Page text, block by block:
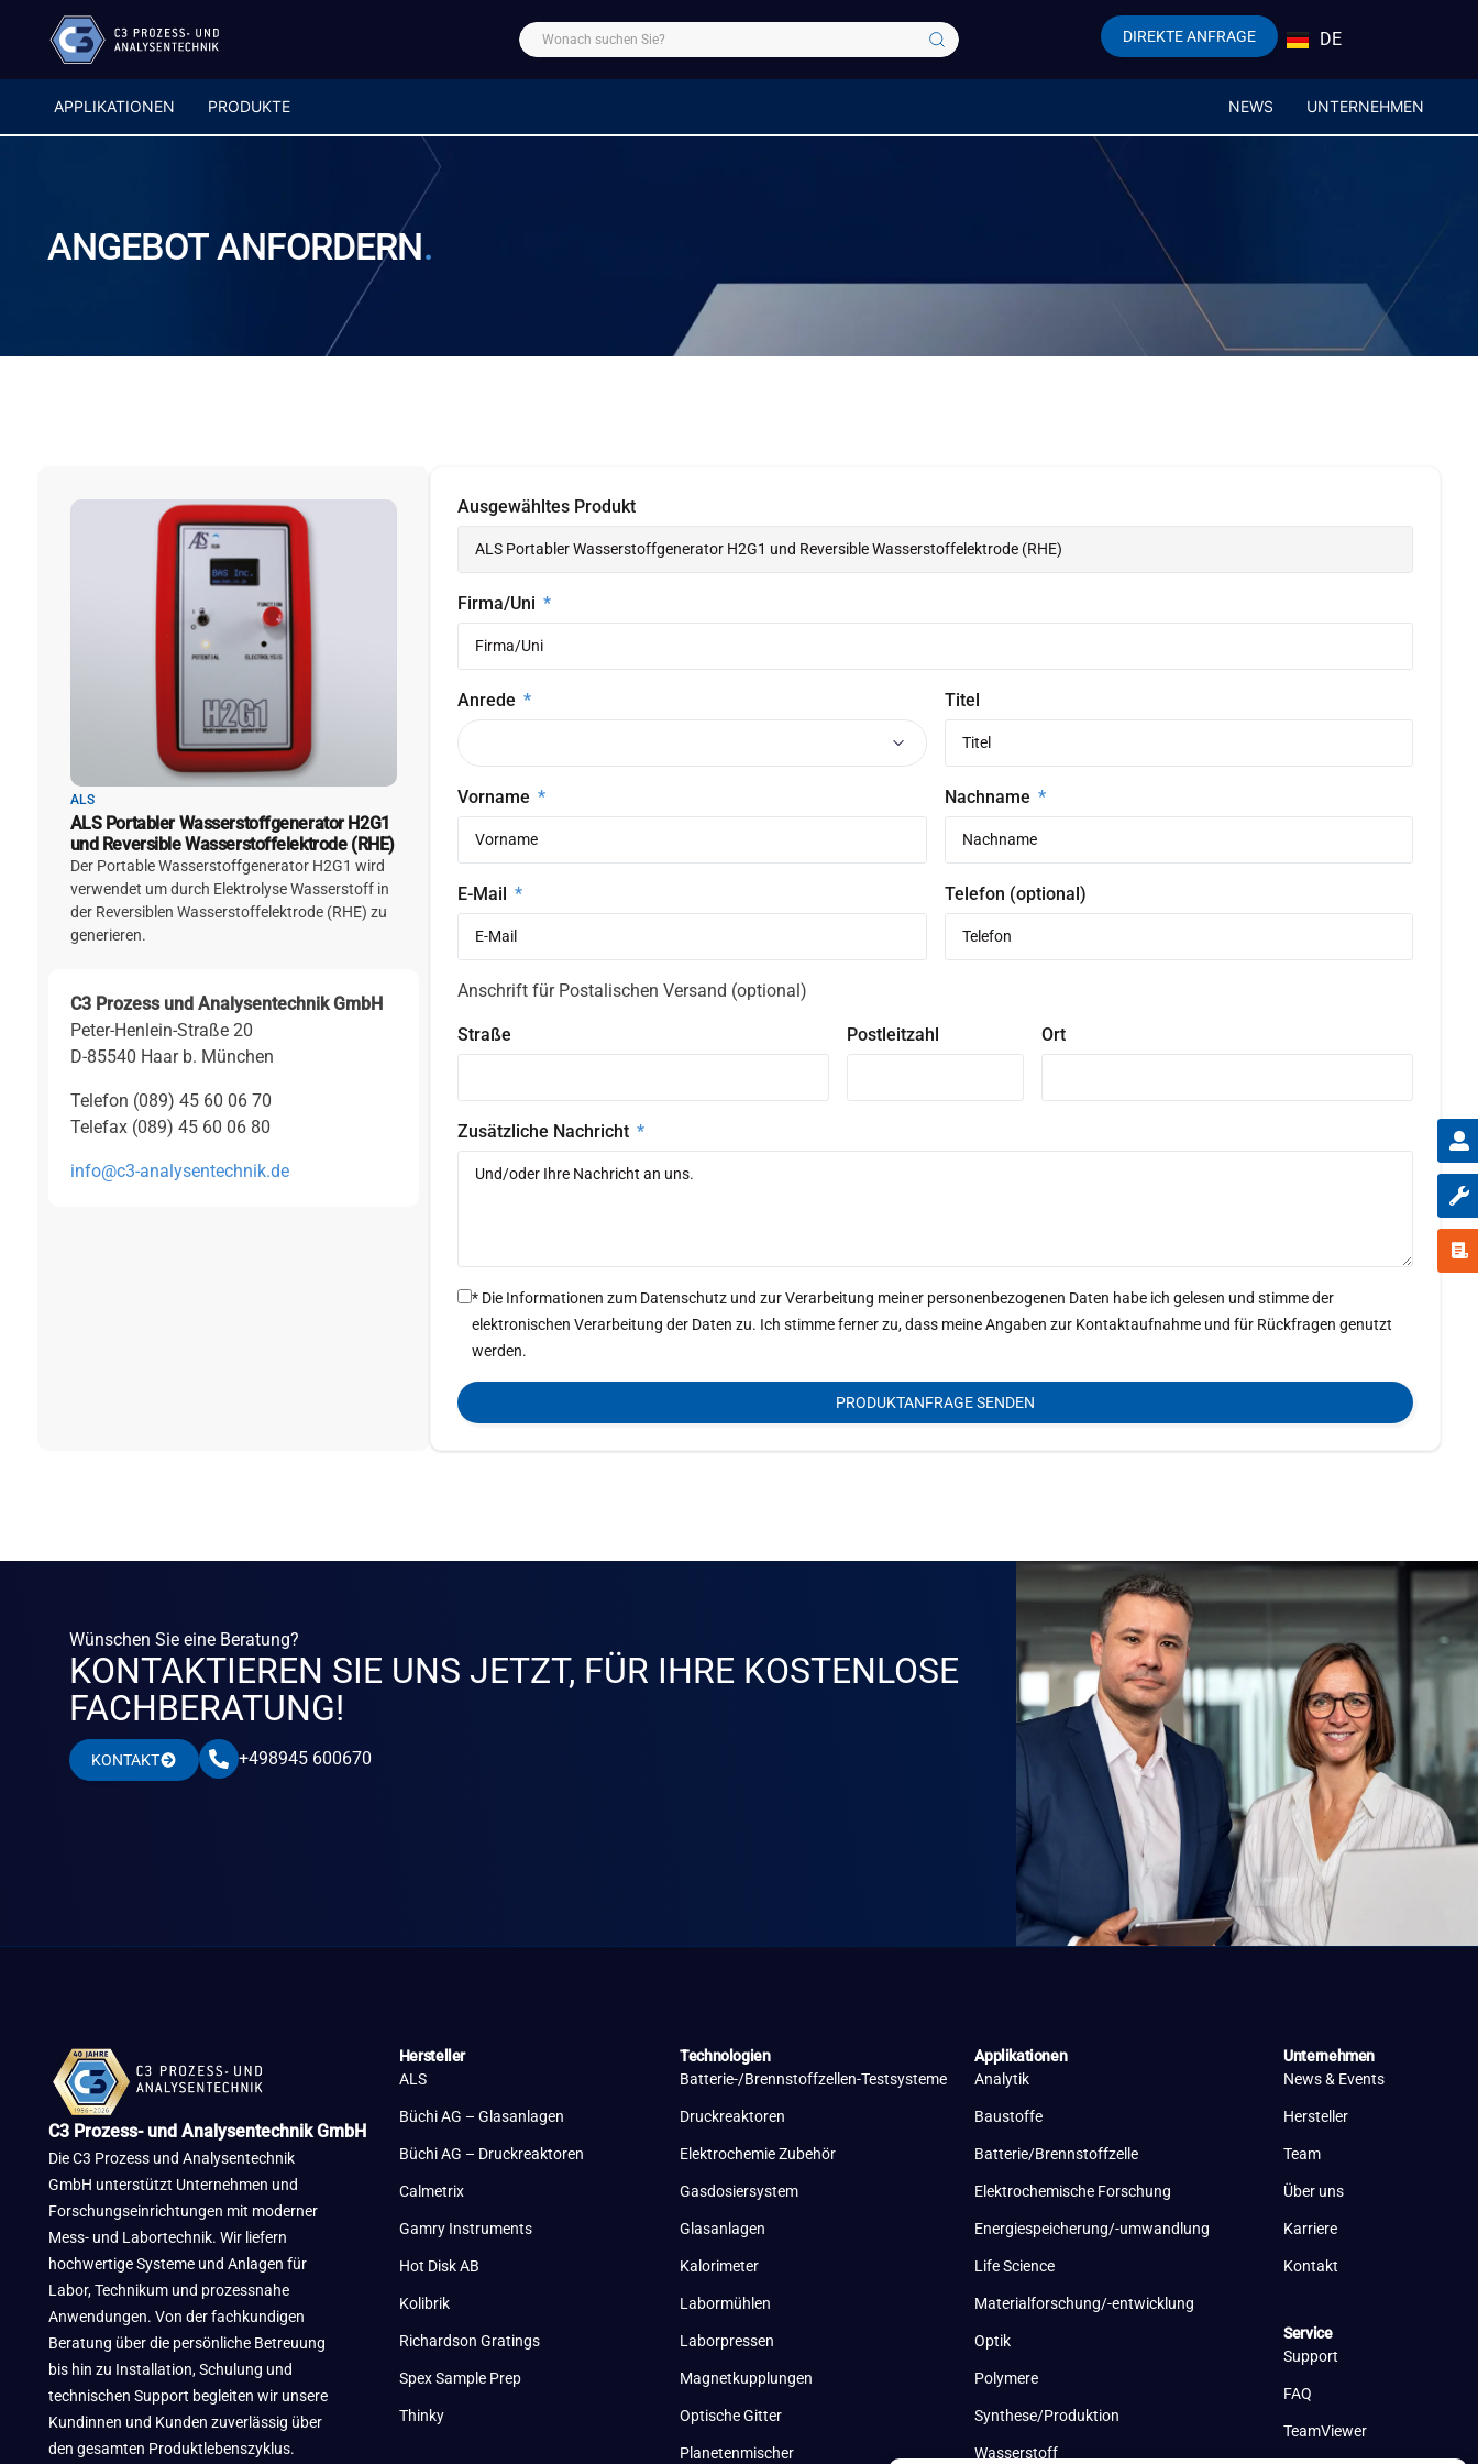
DIREKTE ANFRAGE DE
EN
APPLIKATIONEN PRODUKTE NEWS UNTERNEHMEN
ANGEBOTANFORDERN.
ALS
ALS Portabler Wasserstoffgenerator H2G1
und Reversible Wasserstoffelektrode (RHE)
Der Portable Wasserstoffgenerator H2G1 wird
verwendet um durch Elektrolyse Wasserstoff in
der Reversiblen Wasserstoffelektrode (RHE) zu
generieren.
C3 Prozess und Analysentechnik GmbH
Peter-Henlein-Straße 20
D-85540 Haar b. München
Telefon (089) 45 60 06 70
Telefax (089) 45 60 06 80
info@c3-analysentechnik.de
Ausgewähltes Produkt
Firma/Uni
Anrede Titel
Vorname Nachname
E-Mail Telefon (optional)
Anschrift für Postalischen Versand (optional)
Straße Postleitzahl Ort
Zusätzliche Nachricht
* Die Informationen zum Datenschutz und zur Verarbeitung meiner personenbezogenen Daten habe ich gelesen und stimme der
elektronischen Verarbeitung der Daten zu. Ich stimme ferner zu, dass meine Angaben zur Kontaktaufnahme und für Rückfragen genutzt
werden.
PRODUKTANFRAGE SENDEN
Wünschen Sie eine Beratung?
KONTAKTIEREN SIE UNS JETZT, FÜR IHRE KOSTENLOSE
FACHBERATUNG!
KONTAKT +498945 600670
C3 Prozess- und Analysentechnik GmbH
Die C3 Prozess und Analysentechnik
GmbH unterstützt Unternehmen und
Forschungseinrichtungen mit moderner
Mess- und Labortechnik. Wir liefern
hochwertige Systeme und Anlagen für
Labor, Technikum und prozessnahe
Anwendungen. Von der fachkundigen
Beratung über die persönliche Betreuung
bis hin zu Installation, Schulung und
technischen Support begleiten wir unsere
Kundinnen und Kunden zuverlässig über
den gesamten Produktlebenszyklus.
Hersteller
ALS
Büchi AG – Glasanlagen
Büchi AG – Druckreaktoren
Calmetrix
Gamry Instruments
Hot Disk AB
Kolibrik
Richardson Gratings
Spex Sample Prep
Thinky
Technologien
Batterie-/Brennstoffzellen-Testsysteme
Druckreaktoren
Elektrochemie Zubehör
Gasdosiersystem
Glasanlagen
Kalorimeter
Labormühlen
Laborpressen
Magnetkupplungen
Optische Gitter
Planetenmischer
Applikationen
Analytik
Baustoffe
Batterie/Brennstoffzelle
Elektrochemische Forschung
Energiespeicherung/-umwandlung
Life Science
Materialforschung/-entwicklung
Optik
Polymere
Synthese/Produktion
Wasserstoff
Unternehmen
News & Events
Hersteller
Team
Über uns
Karriere
Kontakt
Service
Support
FAQ
TeamViewer